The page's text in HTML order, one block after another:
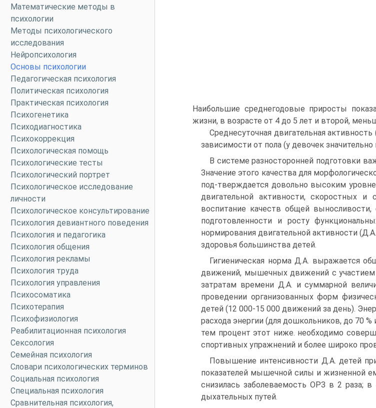
Математические методы в
психологии
Методы психологического
исследования
Нейропсихология
Основы психологии
Педагогическая психология
Политическая психология
Практическая психология
Психогенетика
Психодиагностика
Психокоррекция
Психологическая помощь
Психологические тесты
Психологический портрет
Психологическое исследование
личности
Психологическое консультирование
Психология девиантного поведения
Психология и педагогика
Психология общения
Психология рекламы
Психология труда
Психология управления
Психосоматика
Психотерапия
Психофизиология
Реабилитационная психология
Сексология
Семейная психология
Словари психологических терминов
Социальная психология
Специальная психология
Сравнительная психология,
Наибольшие среднегодовые приросты
жизни, в возрасте от 4 до 5 лет и второй,
Среднесуточная двигательная
зависимости от пола (у девочек
В системе разносторонней подготовки
Значение этого качества для
под-тверждается довольно высоким
двигательной активности, скоростных и
воспитание качеств общей
подготовленности и росту
нормирования двигательной активности
здоровья большинства детей.
Гигиеническая норма Д.А. выражается
движений, мышечных движений с участием
затратам времени Д.А. и суммарной
проведении организованных форм
детей (12 000-15 000 движений за день).
расхода энергии (для дошкольников, до 70
тем процент этот ниже. необходимо
спортивных упражнений и более широко
Повышение интенсивности Д.А. детей
показателей мышечной силы и жизненной
снизилась заболеваемость ОРЗ в 2 раза;
дыхательных путей.